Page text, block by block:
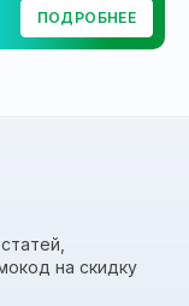
ПОДРОБНЕЕ
на скидку